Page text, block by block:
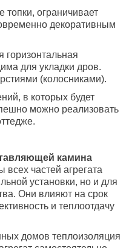
ограничивает
декоративным
горизонтальная
для укладки дров.
(колосниками).
в которых будет
можно реализовать
камина
частей агрегата
установки, но и для
Они влияют на срок
и теплоотдачу
домов теплоизоляция